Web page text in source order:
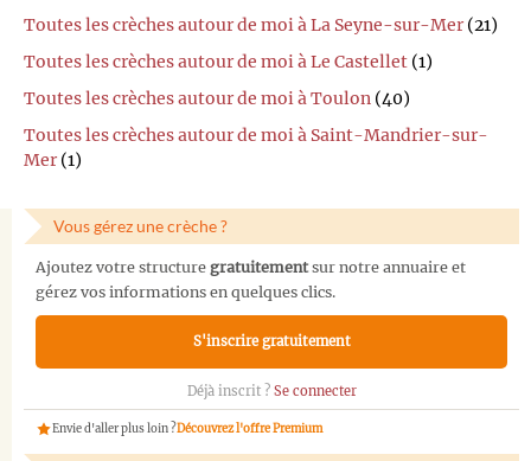
Toutes les crèches autour de moi à La Seyne-sur-Mer (21)
Toutes les crèches autour de moi à Le Castellet (1)
Toutes les crèches autour de moi à Toulon (40)
Toutes les crèches autour de moi à Saint-Mandrier-sur-
Mer (1)
Vous gérez une crèche ?
Ajoutez votre structure gratuitementsur notre annuaire et
gérez vos informations en quelques clics.
S'inscrire gratuitement
Déjà inscrit ? Se connecter
Envie d'aller plus loin ?Découvrez l'offre Premium